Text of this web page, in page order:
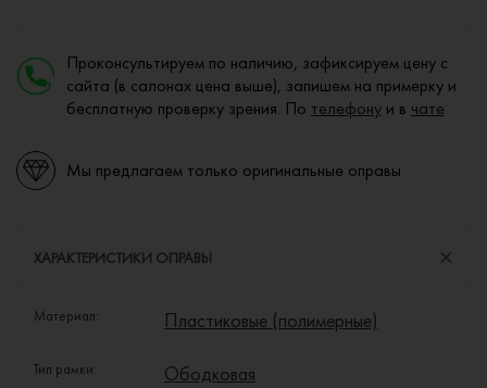
Проконсультируем по наличию, зафиксируем цену с
сайта (в салонах цена выше), запишем на примерку и
бесплатную проверку зрения. По телефону и в чате
Мы предлагаем только оригинальные оправы
ХАРАКТЕРИСТИКИ ОПРАВЫ
Материал: Пластиковые (полимерные)
Тип рамки: Ободковая